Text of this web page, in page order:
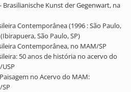
Brasilianische Kunst der Gegenwart, na
Contemporânea (1996 : São Paulo,
São Paulo, SP)
Contemporânea, no MAM/SP
50 anos de história no acervo do
no Acervo do MAM: